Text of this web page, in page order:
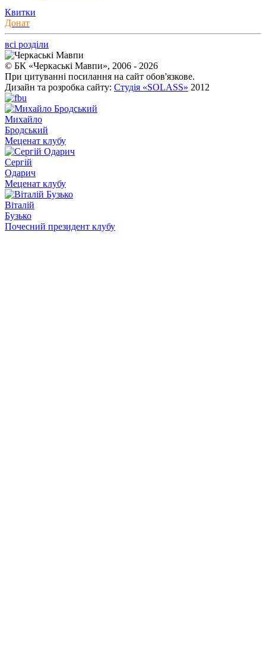
Квитки
Донат
всі розділи
© БК «Черкаські Мавпи», 2006 - 2026
При цитуванні посилання на сайт обов'язкове.
Дизайн та розробка сайту: Студія «SOLASS» 2012
Михайло
Бродський
Меценат клубу
Сергій
Одарич
Меценат клубу
Віталій
Бузько
Почесний президент клубу